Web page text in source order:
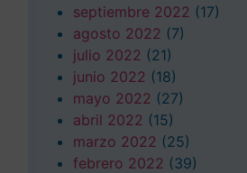
septiembre 2022 (17)
agosto 2022 (7)
julio 2022 (21)
junio 2022 (18)
mayo 2022 (27)
abril 2022 (15)
marzo 2022 (25)
febrero 2022 (39)